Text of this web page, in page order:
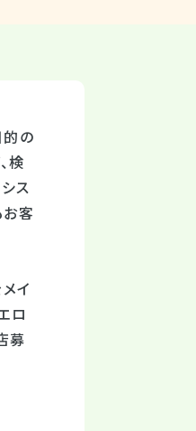
的の
検
ス
お客
イ
ロ
募